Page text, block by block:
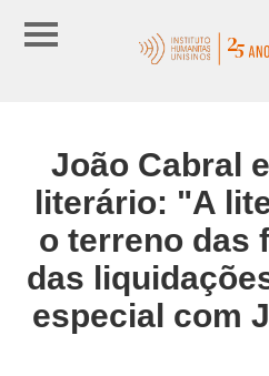
João Cabral
literário: "A
o terreno das
das
especial com